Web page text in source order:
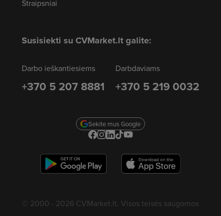
Straipsniai
Susisiekti su CVMarket.lt galite:
Darbo ieškantiesiems
+370 5 207 8881
Darbdaviams
+370 5 219 0032
Sekite mus Google
© 2000 - 2026 CVMarket.lt. Visos teisės saugomos